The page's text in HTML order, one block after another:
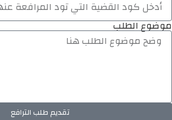
موضوع الطلب
تقديم طلب الترافع